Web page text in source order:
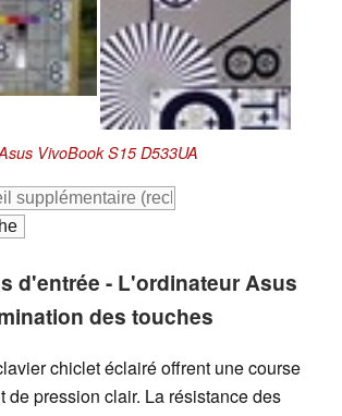
VivoBook S15 D533UA
d'entrée - L'ordinateur Asus
des touches
chiclet éclairé offrent une course
de pression clair. La résistance des